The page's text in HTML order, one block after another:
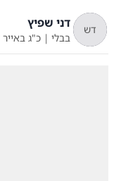
דש דני שפיץ
בבלי | כ"ג באייר